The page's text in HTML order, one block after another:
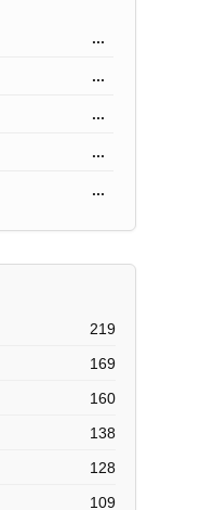
...
...
...
...
...
219
169
160
138
128
109